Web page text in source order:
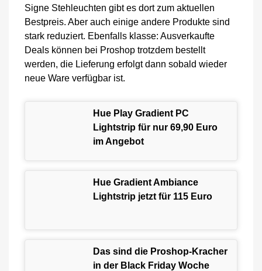
Signe Stehleuchten gibt es dort zum aktuellen
Bestpreis. Aber auch einige andere Produkte sind
stark reduziert. Ebenfalls klasse: Ausverkaufte
Deals können bei Proshop trotzdem bestellt
werden, die Lieferung erfolgt dann sobald wieder
neue Ware verfügbar ist.
Hue Play Gradient PC
Lightstrip für nur 69,90 Euro
im Angebot
Hue Gradient Ambiance
Lightstrip jetzt für 115 Euro
Das sind die Proshop-Kracher
in der Black Friday Woche